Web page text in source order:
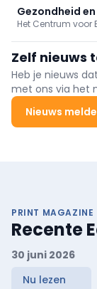
gekost, maar
ministers."
Gezondheid
nieuwe app
Het Centrum
Gezondheid en
Zelf nieuws
Heb je nieuws
met ons via het
Nieuws
PRINT MAGAZINE
Recente
30 juni 2026
Nu lezen